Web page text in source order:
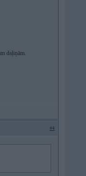
daļiņām.
#4